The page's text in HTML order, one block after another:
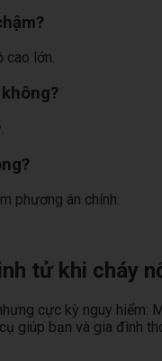
cao lớn.
phương án chính.
tử khi cháy
cực kỳ nguy
giúp bạn và gia đình